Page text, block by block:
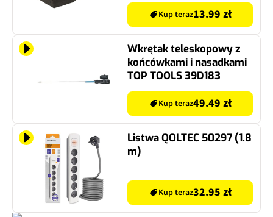
Kup teraz13.99 zł
Wkrętak teleskopowy z
końcówkami i nasadkami
TOP TOOLS 39D183
Kup teraz49.49 zł
Listwa QOLTEC 50297 (1.8
m)
Kup teraz32.95 zł